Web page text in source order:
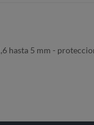
hasta 5 mm -